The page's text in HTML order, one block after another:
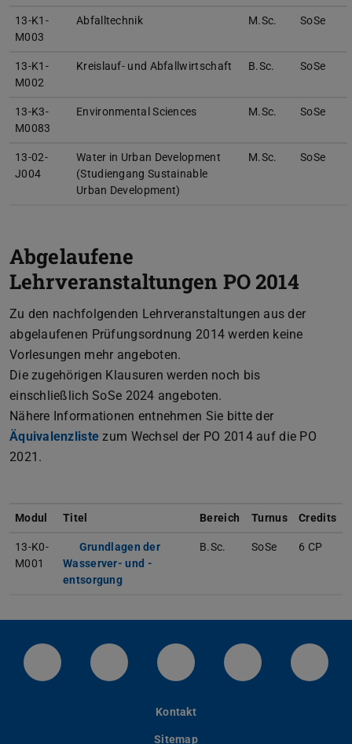
13-K1-
M003
Abfalltechnik M.Sc. SoSe
13-K1-
M002
Kreislauf- und Abfallwirtschaft B.Sc. SoSe
13-K3-
M0083
Environmental Sciences M.Sc. SoSe
13-02-
J004
Water in Urban Development
(Studiengang Sustainable
Urban Development)
M.Sc. SoSe
Abgelaufene
Lehrveranstaltungen PO 2014
Zu den nachfolgenden Lehrveranstaltungen aus der
abgelaufenen Prüfungsordnung 2014 werden keine
Vorlesungen mehr angeboten.
Die zugehörigen Klausuren werden noch bis
einschließlich SoSe 2024 angeboten.
Nähere Informationen entnehmen Sie bitte der
Äquivalenzliste (PDF-Datei)
(wird in neuem Tab geöffnet)
zum Wechsel der PO 2014 auf die PO
2021.
Modul Titel Bereich Turnus Credits
13-K0-
M001
Grundlagen der
Wasserver- und -
entsorgung
B.Sc. SoSe 6 CP
LinkedIn-Seite der TU Darmstadt
Instagram-Kanal der TU
Bluesky-Kanal der TU
Facebook-
Kontakt
Sitemap